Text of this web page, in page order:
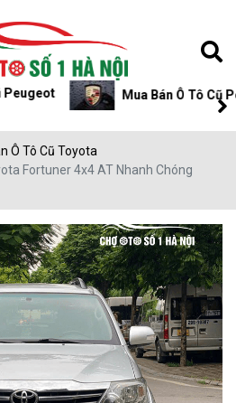
Peugeot Mua Bán Ô Tô Cũ
Ô Tô Cũ Toyota
Fortuner 4x4 AT Nhanh Chóng